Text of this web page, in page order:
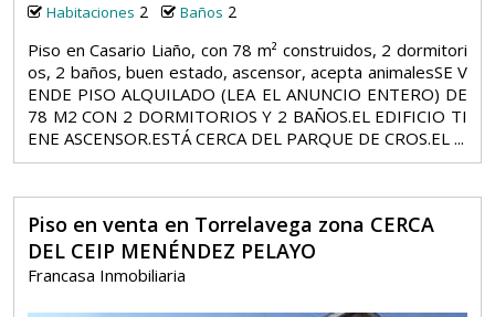
Habitaciones 2 Baños 2
Piso en Casario Liaño, con 78 m² construidos, 2 dormitori
os, 2 baños, buen estado, ascensor, acepta animalesSE V
ENDE PISO ALQUILADO (LEA EL ANUNCIO ENTERO) DE
78 M2 CON 2 DORMITORIOS Y 2 BAÑOS.EL EDIFICIO TI
ENE ASCENSOR.ESTÁ CERCA DEL PARQUE DE CROS.EL ...
Piso en venta en Torrelavega zona CERCA
DEL CEIP MENÉNDEZ PELAYO
Francasa Inmobiliaria